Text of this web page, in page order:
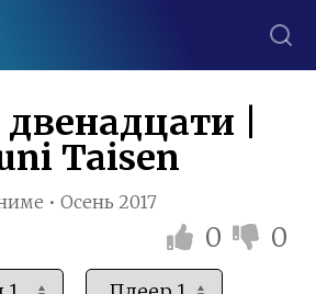
|
Taisen
• Осень 2017
0 0